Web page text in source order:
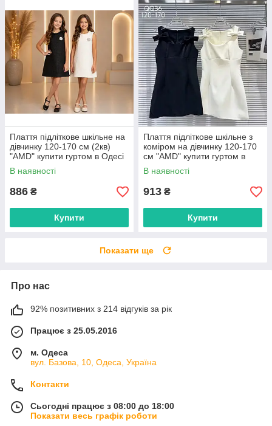
Плаття підліткове шкільне на
дівчинку 120-170 см (2кв)
"AMD" купити гуртом в Одесі
на 7км
В наявності
886 ₴
Купити
Плаття підліткове шкільне з
коміром на дівчинку 120-170
см "AMD" купити гуртом в
Одесі на 7км
В наявності
913 ₴
Купити
Показати ще
Про нас
92% позитивних з 214 відгуків за рік
Працює з 25.05.2016
м. Одеса
вул. Базова, 10, Одеса, Україна
Контакти
Сьогодні працює з 08:00 до 18:00
Показати весь графік роботи